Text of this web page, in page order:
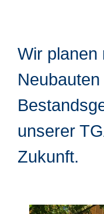
Wir planen
unserer
Zukunft.